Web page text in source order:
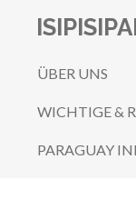
springen
ÜBER UNS
WICHTIGE &
PARAGUAY